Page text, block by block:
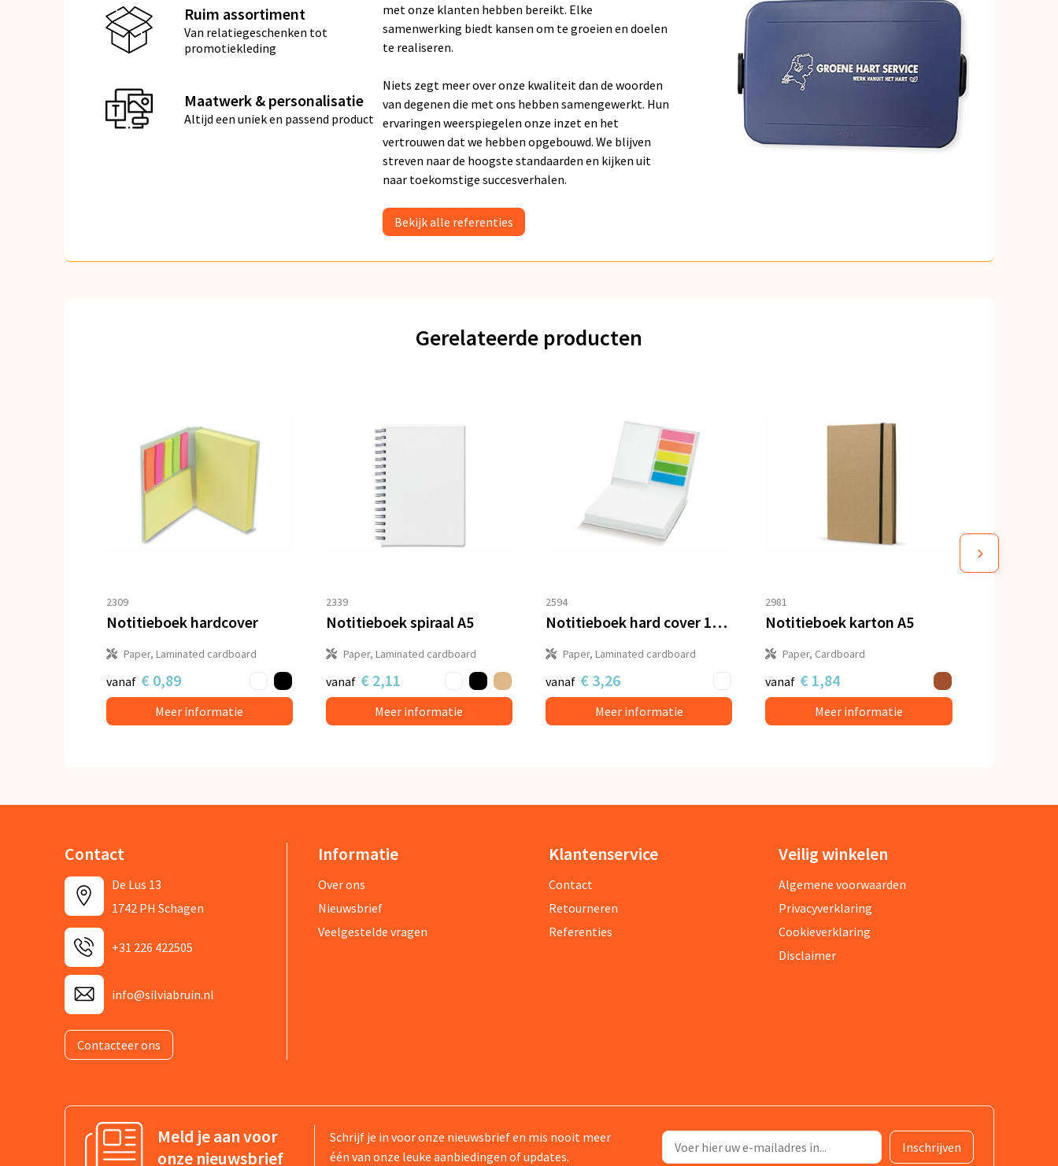
Ruim assortiment
Van relatiegeschenken tot
promotiekleding
Maatwerk & personalisatie
Altijd een uniek en passend product
met onze klanten hebben bereikt. Elke
samenwerking biedt kansen om te groeien en doelen
te realiseren.
Niets zegt meer over onze kwaliteit dan de woorden
van degenen die met ons hebben samengewerkt. Hun
ervaringen weerspiegelen onze inzet en het
vertrouwen dat we hebben opgebouwd. We blijven
streven naar de hoogste standaarden en kijken uit
naar toekomstige succesverhalen.
Bekijk alle referenties
Gerelateerde producten
2309
Notitieboek hardcover
Paper, Laminated cardboard
vanaf € 0,89
Meer informatie
2339
Notitieboek spiraal A5
Paper, Laminated cardboard
vanaf € 2,11
Meer informatie
2594
Notitieboek hard cover 100 vellen customized
Paper, Laminated cardboard
vanaf € 3,26
Meer informatie
2981
Notitieboek karton A5
Paper, Cardboard
vanaf € 1,84
Meer informatie
Contact
De Lus 13
1742 PH Schagen
+31 226 422505
info@silviabruin.nl
Contacteer ons
Informatie
Over ons
Nieuwsbrief
Veelgestelde vragen
Klantenservice
Contact
Retourneren
Referenties
Veilig winkelen
Algemene voorwaarden
Privacyverklaring
Cookieverklaring
Disclaimer
Meld je aan voor
onze nieuwsbrief
Schrijf je in voor onze nieuwsbrief en mis nooit meer
één van onze leuke aanbiedingen of updates.